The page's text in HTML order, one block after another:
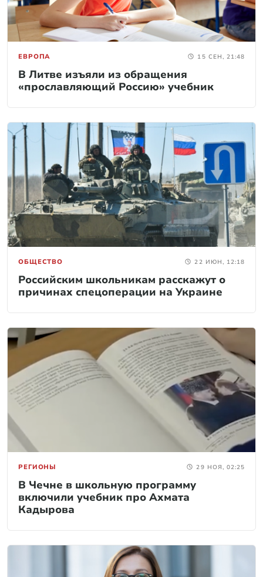
ЕВРОПА 15 СЕН, 21:48
В Литве изъяли из обращения
«прославляющий Россию» учебник
ОБЩЕСТВО 22 ИЮН, 12:18
Российским школьникам расскажут о
причинах спецоперации на Украине
РЕГИОНЫ 29 НОЯ, 02:25
В Чечне в школьную программу
включили учебник про Ахмата
Кадырова